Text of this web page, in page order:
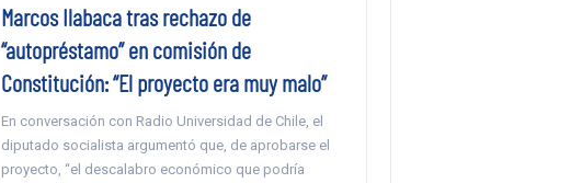
Marcos Ilabaca tras rechazo de
“autopréstamo” en comisión de
Constitución: “El proyecto era muy malo”
En conversación con Radio Universidad de Chile, el
diputado socialista argumentó que, de aprobarse el
proyecto, “el descalabro económico que podría